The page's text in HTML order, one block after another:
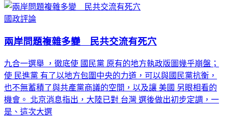
國政評論
兩岸問題複雜多變 民共交流有死穴
九合一選舉 ，徹底使 國民黨 原有的地方執政版圖幾乎崩盤；
使 民進黨 有了以地方包圍中央的力道，可以與國民黨抗衡，
也不無蓄積了與共產黨商議的空間，以及讓 美國 另眼相看的
機會。 北京消息指出，大陸已對 台灣 選後做出初步定調，一
是、這次大選